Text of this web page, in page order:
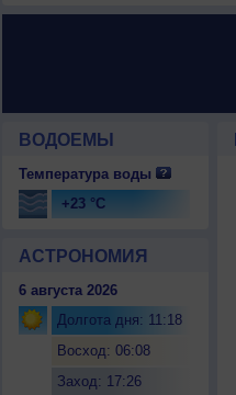
ВОДОЕМЫ
Температура воды
+23 °C
АСТРОНОМИЯ
6 августа 2026
Долгота дня: 11:18
Восход: 06:08
Заход: 17:26